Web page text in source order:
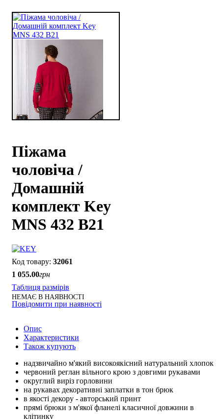
Піжама
чоловіча /
Домашній
комплект Key
MNS 432 B21
32061
1 055.00грн
Таблиця размірів
НЕМАЄ В НАЯВНОСТІ
Повідомити при наявності
Опис
Характеристики
Також купують
надзвичайно м'який високоякісний натуральний хлопок
червоний реглан вільного крою з довгими рукавами
округлий виріз горловини
на рукавах декоративні заплатки в тон брюк
в якості декору - авторський принт
прямі брюки з м'якої фланелі класичної довжини в
клітинку